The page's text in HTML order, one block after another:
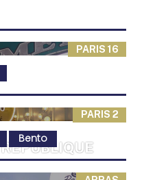
PARIS 16
PARIS 2
Bento